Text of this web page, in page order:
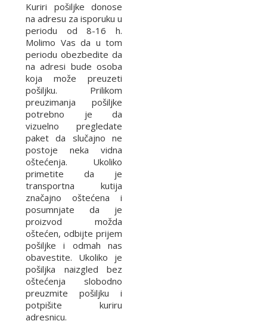
Kuriri pošiljke donose
na adresu za isporuku u
periodu od 8-16 h.
Molimo Vas da u tom
periodu obezbedite da
na adresi bude osoba
koja može preuzeti
pošiljku. Prilikom
preuzimanja pošiljke
potrebno je da
vizuelno pregledate
paket da slučajno ne
postoje neka vidna
oštećenja. Ukoliko
primetite da je
transportna kutija
značajno oštećena i
posumnjate da je
proizvod možda
oštećen, odbijte prijem
pošiljke i odmah nas
obavestite. Ukoliko je
pošiljka naizgled bez
oštećenja slobodno
preuzmite pošiljku i
potpišite kuriru
adresnicu.